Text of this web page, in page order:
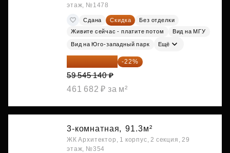
этаж, №1478
Сдана Скидка
Без отделки
Живите сейчас - платите потом
Вид на МГУ
Вид на Юго-западный парк Ещё
46 445 209 ₽ -22%
59 545 140 ₽
461 682 ₽ за м²
3-комнатная, 91.3м²
ЖК Архитектор, 1 корпус, 2 секция, 29
этаж, №354